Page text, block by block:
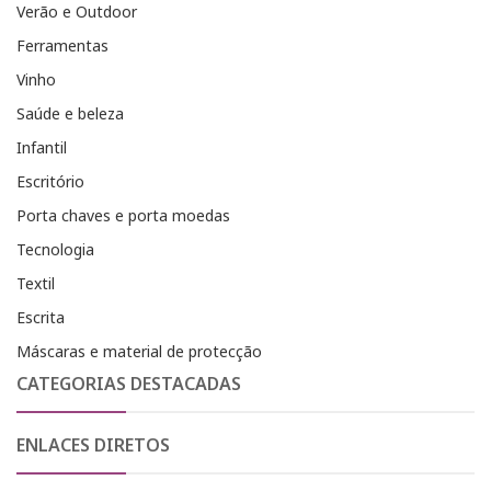
Verão e Outdoor
Ferramentas
Vinho
Saúde e beleza
Infantil
Escritório
Porta chaves e porta moedas
Tecnologia
Textil
Escrita
Máscaras e material de protecção
CATEGORIAS DESTACADAS
ENLACES DIRETOS